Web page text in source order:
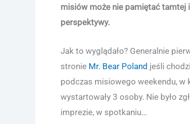
misiów może nie pamiętać tamtej
perspektywy.
Jak to wyglądało? Generalnie
stronie Mr. Bear Poland jeśli
podczas misiowego weekendu, w
wystartowały 3 osoby. Nie było
imprezie, w spotkaniu…